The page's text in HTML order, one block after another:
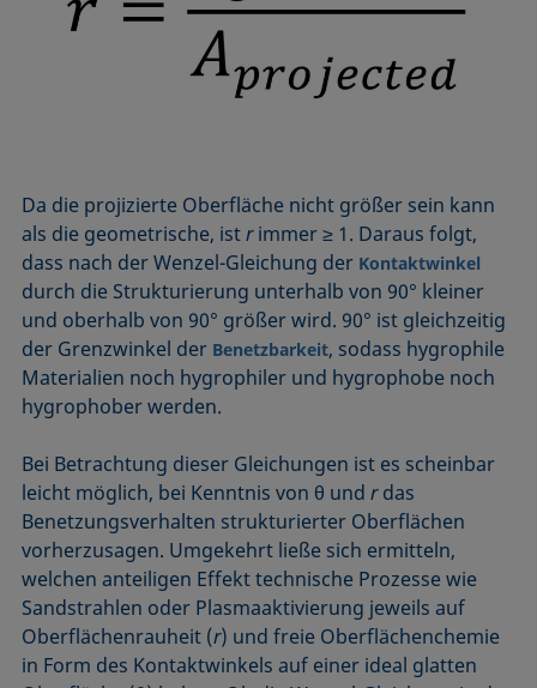
Da die projizierte Oberfläche nicht größer sein kann
als die geometrische, istrimmer ≥ 1. Daraus folgt,
dass nach der Wenzel-Gleichung der Kontaktwinkel
durch die Strukturierung unterhalb von 90° kleiner
und oberhalb von 90° größer wird. 90° ist gleichzeitig
der Grenzwinkel der Benetzbarkeit, sodass hygrophile
Materialien noch hygrophiler und hygrophobe noch
hygrophober werden.
Bei Betrachtung dieser Gleichungen ist es scheinbar
leicht möglich, bei Kenntnis von θ undrdas
Benetzungsverhalten strukturierter Oberflächen
vorher­zusagen. Umgekehrt ließe sich ermitteln,
welchen anteiligen Effekt technische Prozesse wie
Sandstrahlen oder Plasmaaktivierung jeweils auf
Oberflächenrauheit (r) und freie Oberflächenchemie
in Form des Kontaktwinkels auf einer ideal glatten